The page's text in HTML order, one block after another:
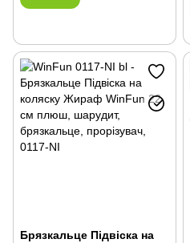
Брязкальце Підвіска на